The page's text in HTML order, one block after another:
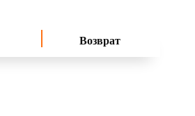
Возврат